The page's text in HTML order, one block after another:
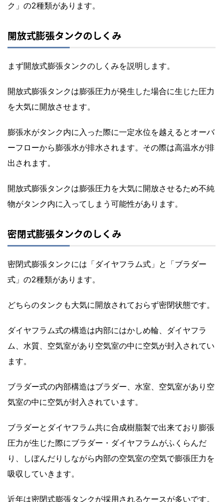
ク」の2種類があります。
開放式膨張タンクのしくみ
まず開放式膨張タンクのしくみを説明します。
開放式膨張タンクは膨張圧力が発生した場合に生じた圧力
を大気に開放させます。
膨張水がタンク内に入った際に一定水位を越えるとオーバ
ーフローから膨張水が排水されます。その際は高温水が排
出されます。
開放式膨張タンクは膨張圧力を大気に開放させるため不純
物がタンク内に入ってしまう可能性があります。
密閉式膨張タンクのしくみ
密閉式膨張タンクには「ダイヤフラム式」と「ブラダー
式」の2種類があります。
どちらのタンクも大気に開放されておらず密閉状態です。
ダイヤフラム式の構造は内部にはかしめ輪、ダイヤフラ
ム、水質、空気室があり空気室の中に空気が封入されてい
ます。
ブラダー式の内部構造はブラダー、水室、空気室があり空
気室の中に空気が封入されています。
ブラダーとダイヤフラム共に合成樹脂製で出来ており膨張
圧力が生じた際にブラダー・ダイヤフラムがふくらんだ
り、しぼんだりしながら内部の空気室の空気で膨張圧力を
吸収していきます。
近年は密閉式膨張タンクが採用されるケースが多いです。